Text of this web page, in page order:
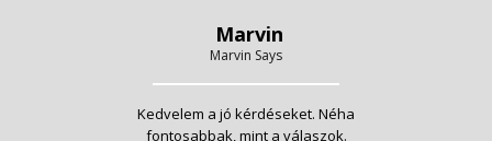
Marvin
Marvin Says
Kedvelem a jó kérdéseket. Néha
fontosabbak, mint a válaszok.